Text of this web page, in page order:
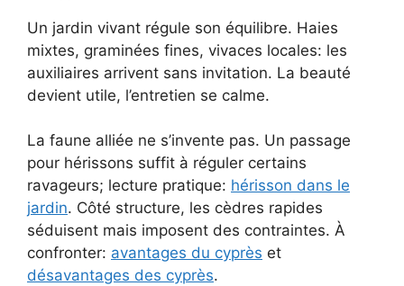
Un jardin vivant régule son équilibre. Haies
mixtes, graminées fines, vivaces locales: les
auxiliaires arrivent sans invitation. La beauté
devient utile, l’entretien se calme.
La faune alliée ne s’invente pas. Un passage
pour hérissons suffit à réguler certains
ravageurs; lecture pratique: hérisson dans le
jardin. Côté structure, les cèdres rapides
séduisent mais imposent des contraintes. À
confronter: avantages du cyprès et
désavantages des cyprès.